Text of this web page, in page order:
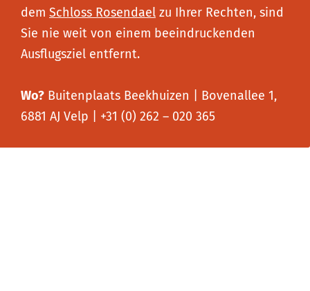
dem Schloss Rosendael zu Ihrer Rechten, sind
Sie nie weit von einem beeindruckenden
Ausflugsziel entfernt.
Wo? Buitenplaats Beekhuizen | Bovenallee 1,
6881 AJ Velp | +31 (0) 262 – 020 365